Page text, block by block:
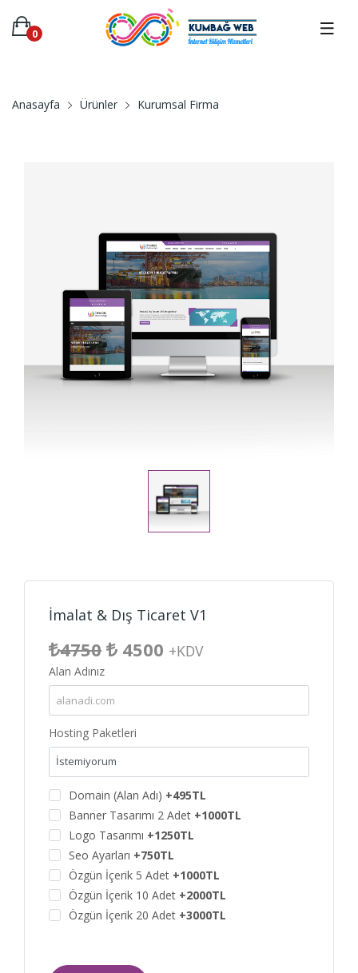
0
Anasayfa Ürünler Kurumsal Firma
İmalat & Dış Ticaret V1
4750 4500 +KDV
Alan Adınız
Hosting Paketleri
Domain (Alan Adı) +495TL
Banner Tasarımı 2 Adet +1000TL
Logo Tasarımı +1250TL
Seo Ayarları +750TL
Özgün İçerik 5 Adet +1000TL
Özgün İçerik 10 Adet +2000TL
Özgün İçerik 20 Adet +3000TL